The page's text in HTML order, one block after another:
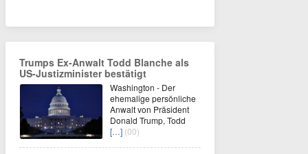
Trumps Ex-Anwalt Todd Blanche als
US-Justizminister bestätigt
Washington - Der
ehemalige persönliche
Anwalt von Präsident
Donald Trump, Todd
[…] (00)